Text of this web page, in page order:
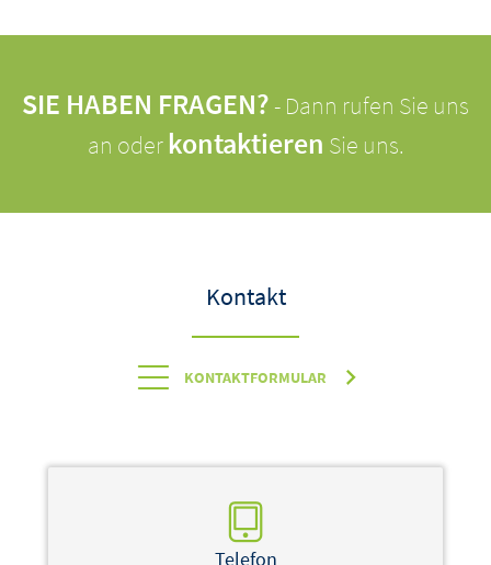
SIE HABEN FRAGEN? - Dann rufen Sie uns
an oder kontaktieren Sie uns.
Kontakt
KONTAKTFORMULAR
Telefon